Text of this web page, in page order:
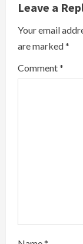
e
R
e
Leave a
Your email
are marked*
Comment*